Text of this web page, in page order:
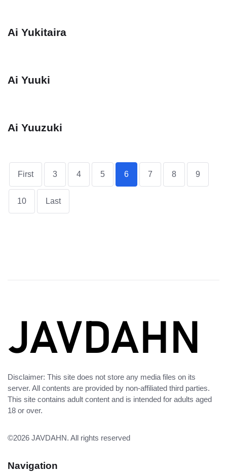
Ai Yukitaira
Ai Yuuki
Ai Yuuzuki
First 3 4 5 6 7 8 9
10 Last
Disclaimer: This site does not store any media files on its
server. All contents are provided by non-affiliated third parties.
This site contains adult content and is intended for adults aged
18 or over.
©2026 JAVDAHN. All rights reserved
Navigation